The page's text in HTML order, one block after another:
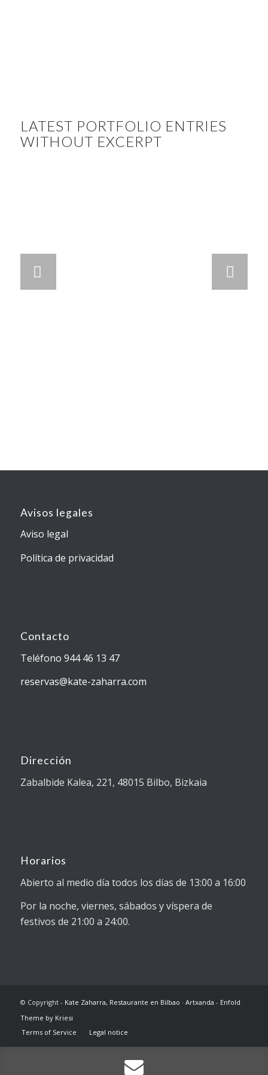
LATEST PORTFOLIO ENTRIES
WITHOUT EXCERPT
Avisos legales
Aviso legal
Política de privacidad
Contacto
Teléfono 944 46 13 47
reservas@kate-zaharra.com
Dirección
Zabalbide Kalea, 221, 48015 Bilbo, Bizkaia
Horarios
Abierto al medio día todos los días de 13:00 a 16:00
Por la noche, viernes, sábados y víspera de
festivos de 21:00 a 24:00.
© Copyright - Kate Zaharra, Restaurante en Bilbao · Artxanda - Enfold
Theme by Kriesi
Terms of Service
Legal notice